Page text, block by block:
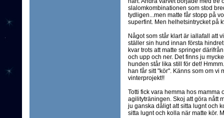
slalomkombinationen som stod
tydligen...men matte får stopp på
superfint. Men helhetsintrycket på
Något som står klart är iallafall att
ställer sin hund innan första
kvar trots att matte springer
och upp och ner. Det finns ju
hunden står lika still för det!
han får sitt "kör". Känns som om vi
vinterprojekt!!
Totti fick vara hemma hos mamma
agilityträningen. Skoj att göra nått
ju ganska dåligt att sitta lugnt och
sitta lugnt och kolla när matte kör.